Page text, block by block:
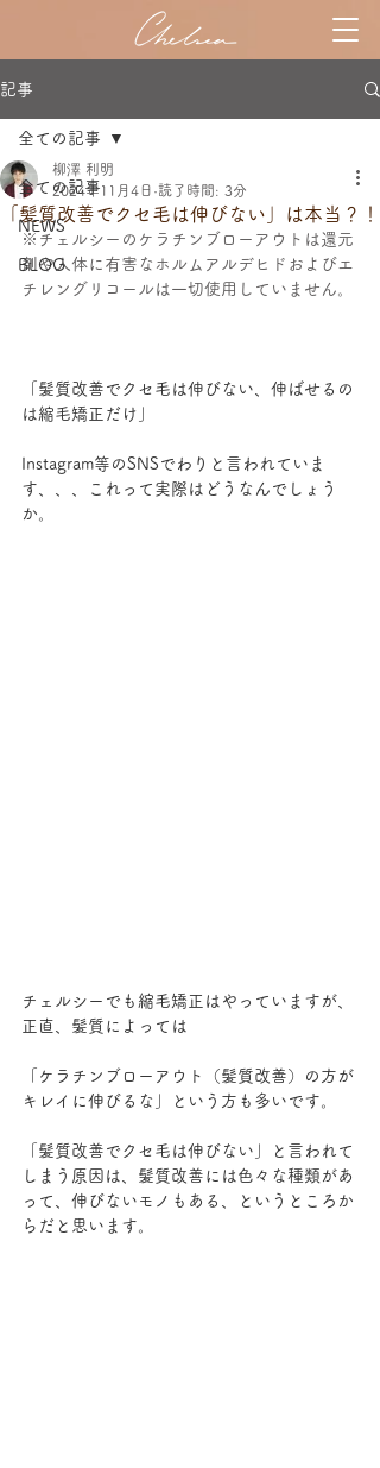
記事
全ての記事
NEWS
BLOG
全ての記事
「髪質改善でクセ毛は伸びない」は本当？！
柳澤 利明
2024年11月4日 読了時間: 3分
※チェルシーのケラチンブローアウトは還元
剤や人体に有害なホルムアルデヒドおよびエ
チレングリコールは一切使用していません。
「髪質改善でクセ毛は伸びない、伸ばせるの
は縮毛矯正だけ」
Instagram等のSNSでわりと言われていま
す、、、これって実際はどうなんでしょう
か。
チェルシーでも縮毛矯正はやっていますが、
正直、髪質によっては
「ケラチンブローアウト（髪質改善）の方が
キレイに伸びるな」という方も多いです。
「髪質改善でクセ毛は伸びない」と言われて
しまう原因は、髪質改善には色々な種類があ
って、伸びないモノもある、というところか
らだと思います。